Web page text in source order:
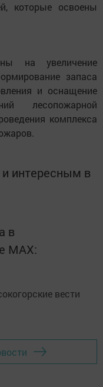
которые освоены
на увеличение
запаса
и оснащение
лесопожарной
комплекса
интересным в
в
MАХ:
вести